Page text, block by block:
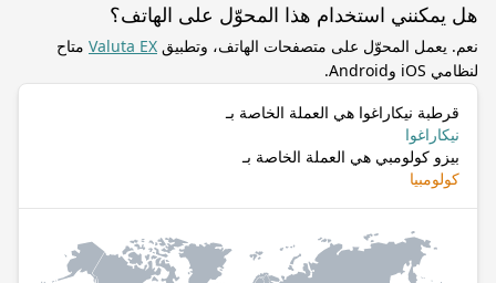
هل يمكنني استخدام هذا المحوّل على الهاتف؟
نعم. يعمل المحوّل على متصفحات الهاتف، وتطبيق Valuta EX متاح
لنظامي iOS وAndroid.
قرطبة نيكاراغوا هي العملة الخاصة بـ
نيكاراغوا
بيزو كولومبي هي العملة الخاصة بـ
كولومبيا